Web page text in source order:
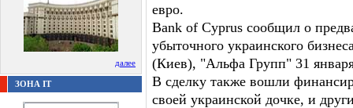
далее
ЗОНА IT
евро.
Bank of Cyprus сообщил о
убыточного украинского
(Киев), "Альфа Групп" 31 января
В сделку также вошли
своей украинской дочке, и